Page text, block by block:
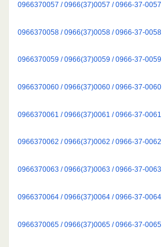
0966370057 / 0966(37)0057 / 0966-37-0057
0966370058 / 0966(37)0058 / 0966-37-0058
0966370059 / 0966(37)0059 / 0966-37-0059
0966370060 / 0966(37)0060 / 0966-37-0060
0966370061 / 0966(37)0061 / 0966-37-0061
0966370062 / 0966(37)0062 / 0966-37-0062
0966370063 / 0966(37)0063 / 0966-37-0063
0966370064 / 0966(37)0064 / 0966-37-0064
0966370065 / 0966(37)0065 / 0966-37-0065